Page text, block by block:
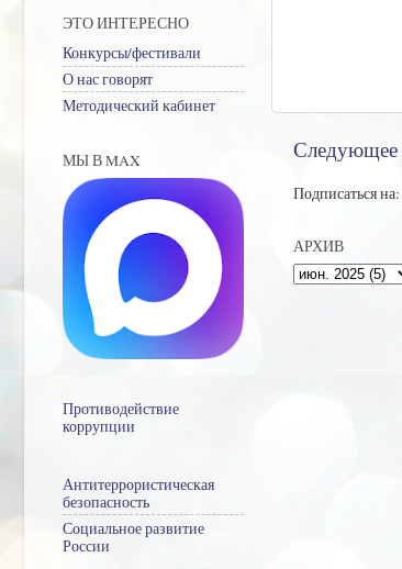
Следующее
Подписаться на:
АРХИВ
ЭТО ИНТЕРЕСНО
Конкурсы/фестивали
О нас говорят
Методический кабинет
МЫ В MAX
Противодействие
коррупции
Антитеррористическая
безопасность
Социальное развитие
России